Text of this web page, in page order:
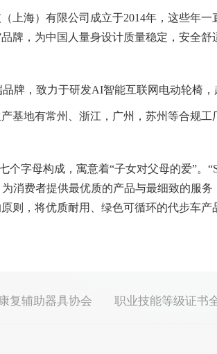
上海）有限公司成立于2014年，这些年
品牌，为中国人量身设计质量稳定，安全舒
品牌，致力于研发AI智能互联网电动轮椅
基地有常州、浙江，广州，苏州等合规工
个字母构成，寓意着“子女对父母的爱”。
消费者提供最优质的产品与最细致的服
则，将优质耐用、绿色可循环的代步车
复辅助器具协会 职业技能等级证书